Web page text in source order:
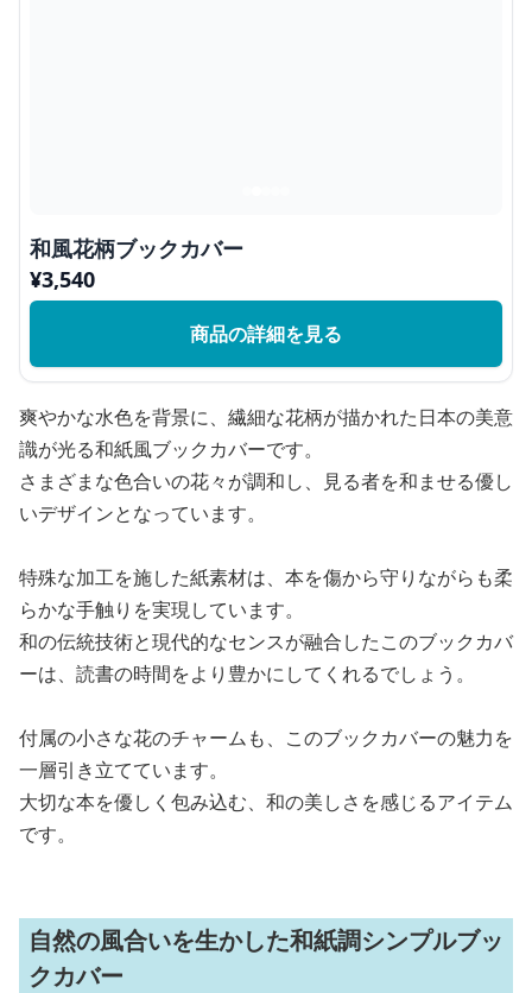
和風花柄ブックカバー
¥3,540
商品の詳細を見る
爽やかな水色を背景に、繊細な花柄が描かれた日本の美意
識が光る和紙風ブックカバーです。
さまざまな色合いの花々が調和し、見る者を和ませる優し
いデザインとなっています。
特殊な加工を施した紙素材は、本を傷から守りながらも柔
らかな手触りを実現しています。
和の伝統技術と現代的なセンスが融合したこのブックカバ
ーは、読書の時間をより豊かにしてくれるでしょう。
付属の小さな花のチャームも、このブックカバーの魅力を
一層引き立てています。
大切な本を優しく包み込む、和の美しさを感じるアイテム
です。
自然の風合いを生かした和紙調シンプルブッ
クカバー